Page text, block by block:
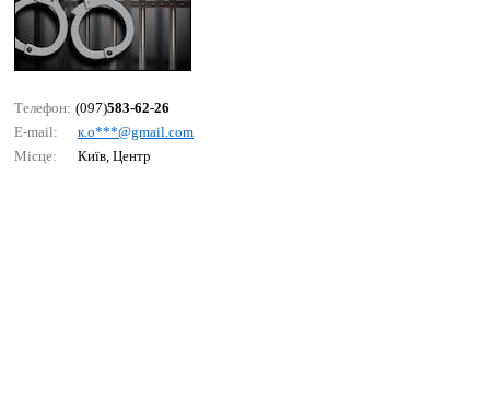
Телефон: (097)583-62-26
E-mail:
к.о***@gmаil.соm
Місце:
Київ, Центр